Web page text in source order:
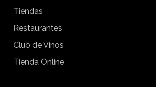
Tiendas
Restaurantes
Club de Vinos
Tienda Online